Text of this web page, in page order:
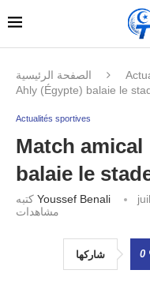
الصفحة الرئيسية
Ahly (Égypte) balaie le
Actualités sportives
Match
balaie le
Youssef Benali
مشاهدات
شاركها 0